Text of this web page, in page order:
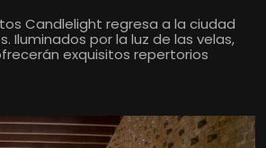
Candlelight regresa a la ciudad
Iluminados por la luz de las velas,
exquisitos repertorios